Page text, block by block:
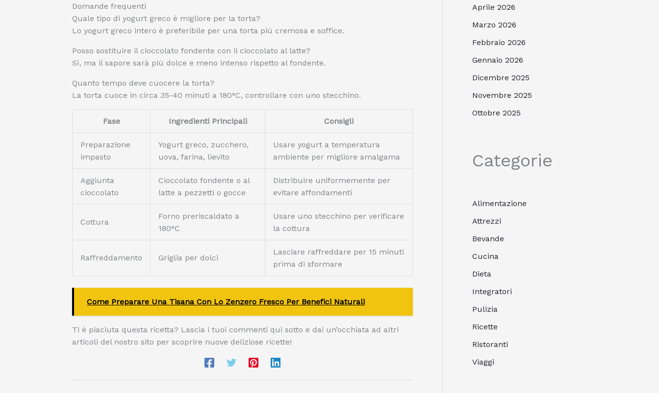
Domande frequenti
Quale tipo di yogurt greco è migliore per la torta?
Lo yogurt greco intero è preferibile per una torta più cremosa e soffice.
Posso sostituire il cioccolato fondente con il cioccolato al latte?
Sì, ma il sapore sarà più dolce e meno intenso rispetto al fondente.
Quanto tempo deve cuocere la torta?
La torta cuoce in circa 35-40 minuti a 180°C, controllare con uno stecchino.
Fase Ingredienti Principali Consigli
Preparazione
impasto
Yogurt greco, zucchero,
uova, farina, lievito
Usare yogurt a temperatura
ambiente per migliore amalgama
Aggiunta
cioccolato
Cioccolato fondente o al
latte a pezzetti o gocce
Distribuire uniformemente per
evitare affondamenti
Cottura
Forno preriscaldato a
180°C
Usare uno stecchino per verificare
la cottura
Raffreddamento Griglia per dolci
Lasciare raffreddare per 15 minuti
prima di sformare
Come Preparare Una Tisana Con Lo Zenzero Fresco Per Benefici Naturali
Ti è piaciuta questa ricetta? Lascia i tuoi commenti qui sotto e dai un’occhiata ad altri
articoli del nostro sito per scoprire nuove deliziose ricette!
Aprile 2026
Marzo 2026
Febbraio 2026
Gennaio 2026
Dicembre 2025
Novembre 2025
Ottobre 2025
Categorie
Alimentazione
Attrezzi
Bevande
Cucina
Dieta
Integratori
Pulizia
Ricette
Ristoranti
Viaggi